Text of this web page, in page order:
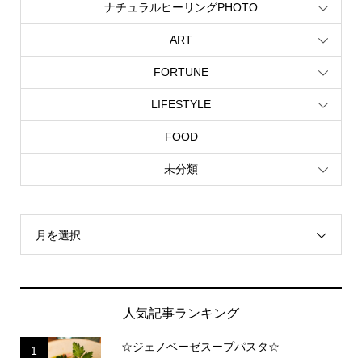
ナチュラルヒーリングPHOTO
ART
FORTUNE
LIFESTYLE
FOOD
未分類
月を選択
人気記事ランキング
1 ☆ジェノベーゼスープパスタ☆